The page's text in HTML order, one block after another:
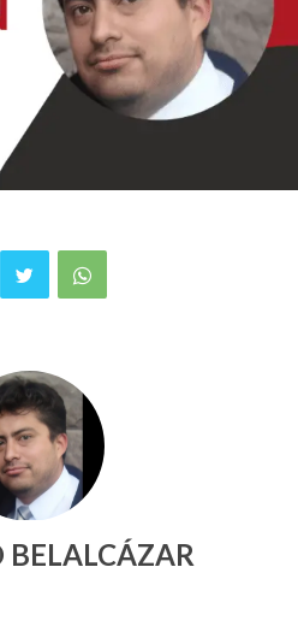
BELALCÁZAR